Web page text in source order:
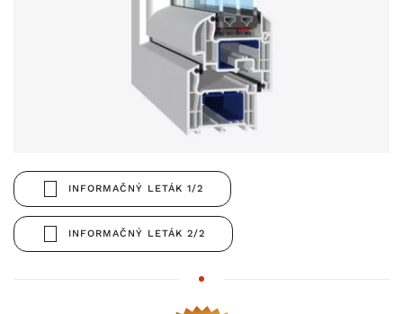
INFORMAČNÝ LETÁK 1/2
INFORMAČNÝ LETÁK 2/2